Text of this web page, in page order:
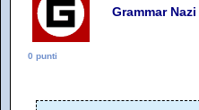
Grammar Nazi
0 punti